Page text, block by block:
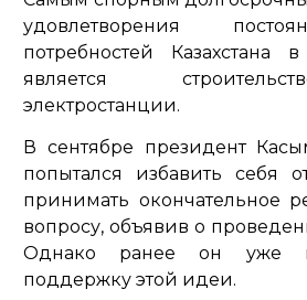
удовлетворения
потребностей Казахстана
является
электростанции.
В сентябре президент
попытался избавить себя
принимать окончательное
вопросу, объявив о
Однако ранее он уже
поддержку этой идеи.